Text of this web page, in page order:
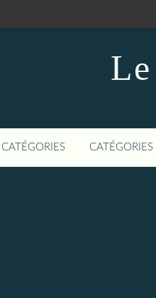
CATÉGORIES CATÉGORIES